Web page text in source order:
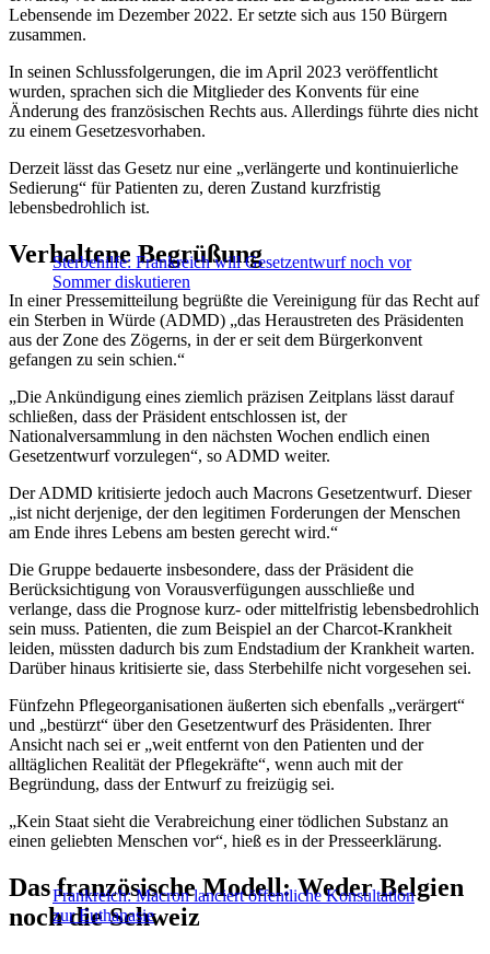
Lebensende im Dezember 2022. Er setzte sich aus 150 Bürgern
zusammen.
In seinen Schlussfolgerungen, die im April 2023 veröffentlicht
wurden, sprachen sich die Mitglieder des Konvents für eine
Änderung des französischen Rechts aus. Allerdings führte dies nicht
zu einem Gesetzesvorhaben.
Derzeit lässt das Gesetz nur eine „verlängerte und kontinuierliche
Sedierung“ für Patienten zu, deren Zustand kurzfristig
lebensbedrohlich ist.
Sterbehilfe: Frankreich will Gesetzentwurf noch vor
Sommer diskutieren
Verhaltene Begrüßung
In einer Pressemitteilung begrüßte die Vereinigung für das Recht auf
ein Sterben in Würde (ADMD) „das Heraustreten des Präsidenten
aus der Zone des Zögerns, in der er seit dem Bürgerkonvent
gefangen zu sein schien.“
„Die Ankündigung eines ziemlich präzisen Zeitplans lässt darauf
schließen, dass der Präsident entschlossen ist, der
Nationalversammlung in den nächsten Wochen endlich einen
Gesetzentwurf vorzulegen“, so ADMD weiter.
Der ADMD kritisierte jedoch auch Macrons Gesetzentwurf. Dieser
„ist nicht derjenige, der den legitimen Forderungen der Menschen
am Ende ihres Lebens am besten gerecht wird.“
Die Gruppe bedauerte insbesondere, dass der Präsident die
Berücksichtigung von Vorausverfügungen ausschließe und
verlange, dass die Prognose kurz- oder mittelfristig lebensbedrohlich
sein muss. Patienten, die zum Beispiel an der Charcot-Krankheit
leiden, müssten dadurch bis zum Endstadium der Krankheit warten.
Darüber hinaus kritisierte sie, dass Sterbehilfe nicht vorgesehen sei.
Fünfzehn Pflegeorganisationen äußerten sich ebenfalls „verärgert“
und „bestürzt“ über den Gesetzentwurf des Präsidenten. Ihrer
Ansicht nach sei er „weit entfernt von den Patienten und der
alltäglichen Realität der Pflegekräfte“, wenn auch mit der
Begründung, dass der Entwurf zu freizügig sei.
„Kein Staat sieht die Verabreichung einer tödlichen Substanz an
einen geliebten Menschen vor“, hieß es in der Presseerklärung.
Frankreich: Macron lanciert öffentliche Konsultation
zur Euthanasie
Das französische Modell: Weder Belgien
noch die Schweiz